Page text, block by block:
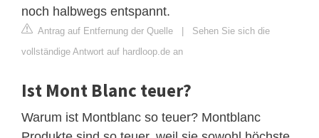
noch halbwegs entspannt.
Antrag auf Entfernung der Quelle | Sehen Sie sich die
vollständige Antwort auf hardloop.de an
Ist Mont Blanc teuer?
Warum ist Montblanc so teuer? Montblanc